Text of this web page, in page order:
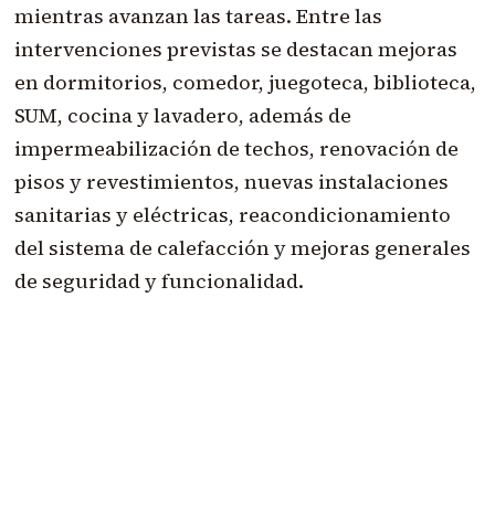
mientras avanzan las tareas. Entre las
intervenciones previstas se destacan mejoras
en dormitorios, comedor, juegoteca, biblioteca,
SUM, cocina y lavadero, además de
impermeabilización de techos, renovación de
pisos y revestimientos, nuevas instalaciones
sanitarias y eléctricas, reacondicionamiento
del sistema de calefacción y mejoras generales
de seguridad y funcionalidad.